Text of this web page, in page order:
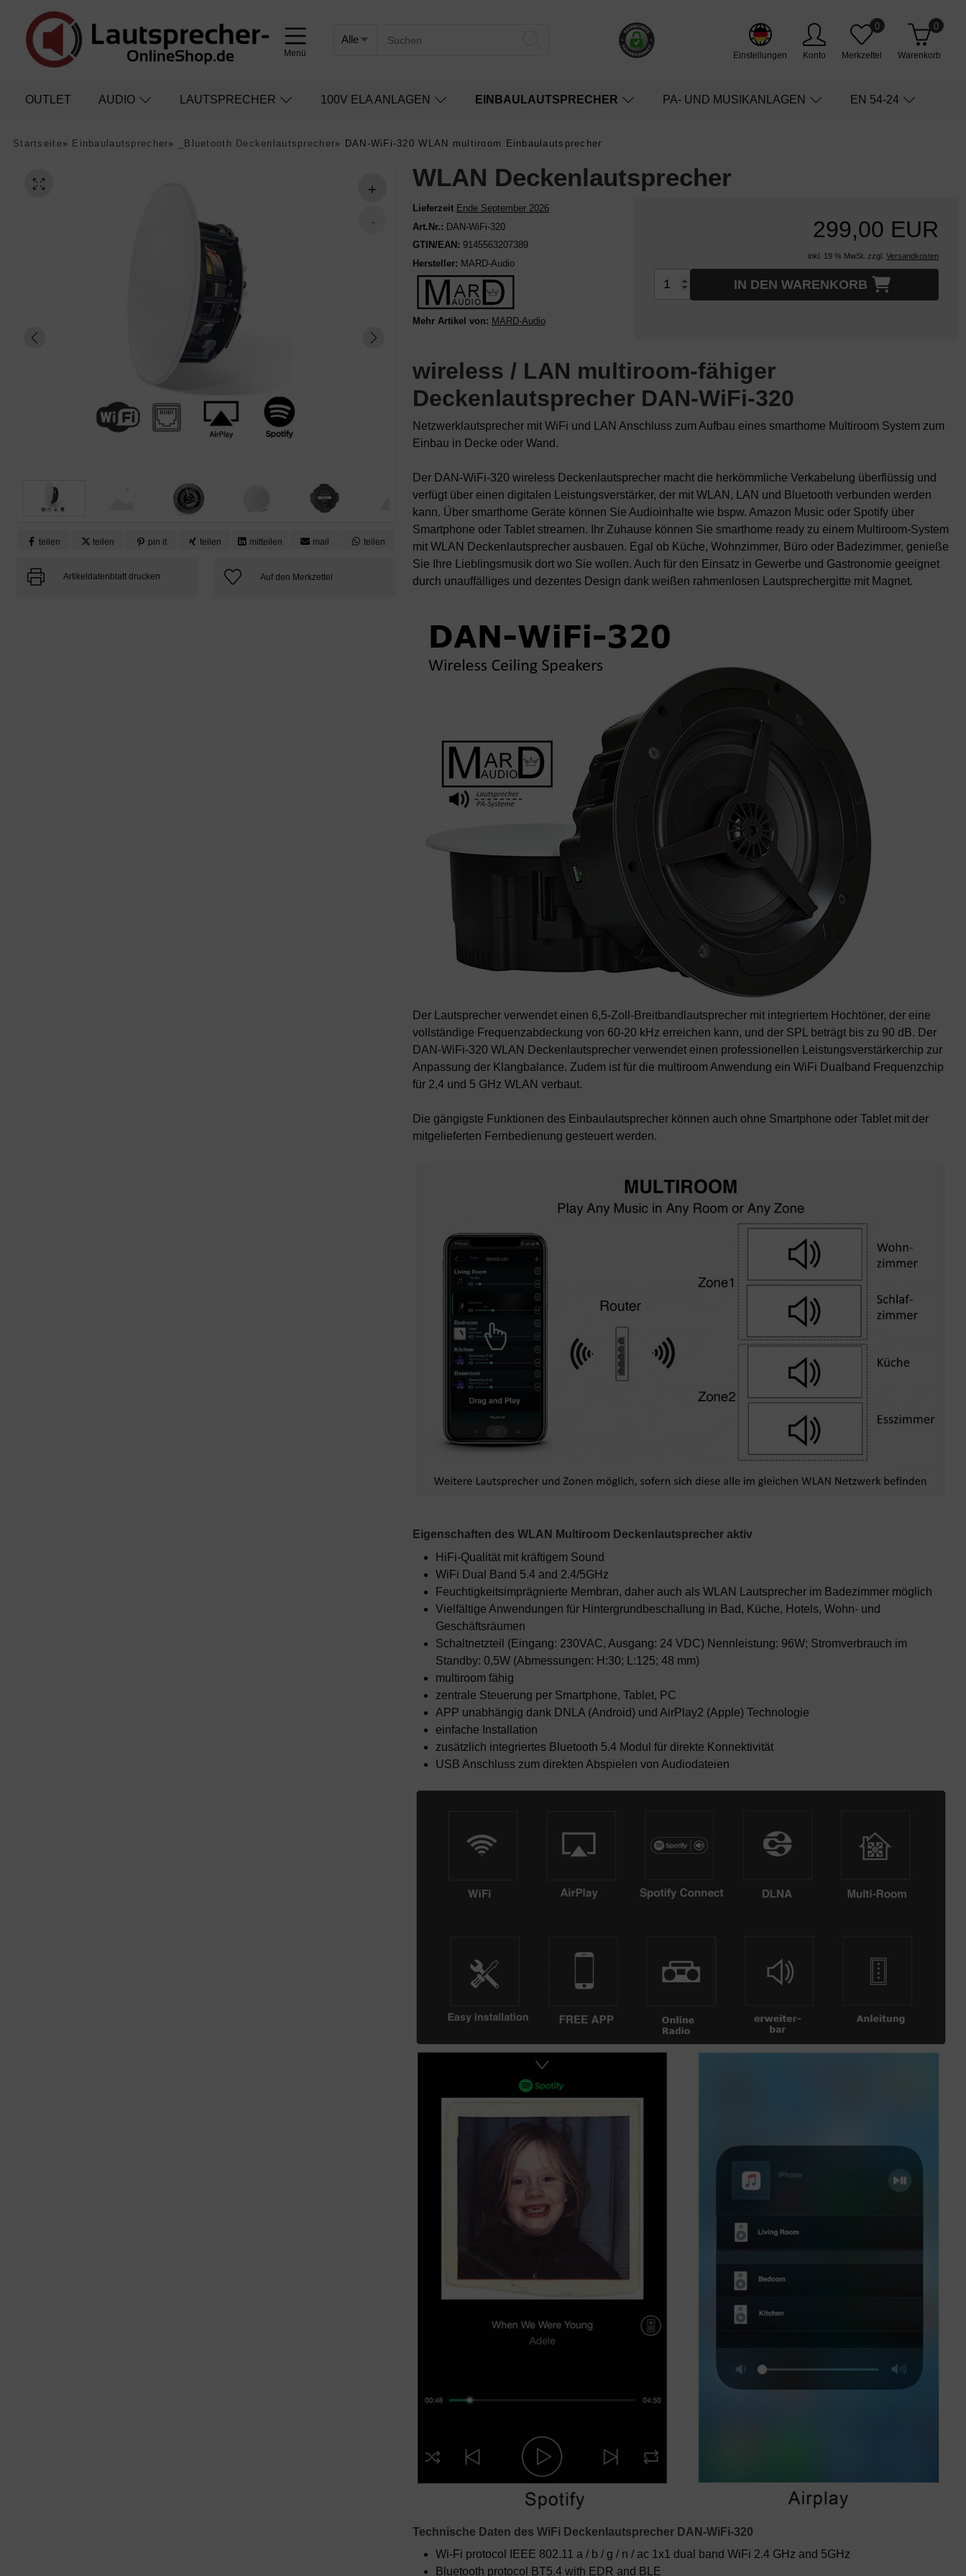
Menü Einstellungen Konto Merkzettel
0
Warenkorb
0
OUTLET AUDIO LAUTSPRECHER 100V ELA ANLAGEN EINBAULAUTSPRECHER PA- UND MUSIKANLAGEN EN 54-24
Startseite» Einbaulautsprecher» _Bluetooth Deckenlautsprecher» DAN-WiFi-320 WLAN multiroom Einbaulautsprecher
teilen teilen pin it teilen mitteilen mail teilen
Artikeldatenblatt drucken
WLAN Deckenlautsprecher
Lieferzeit Ende September 2026
Art.Nr.: DAN-WiFi-320
GTIN/EAN: 9145563207389
Hersteller: MARD-Audio
Mehr Artikel von: MARD-Audio
299,00 EUR
inkl. 19 % MwSt. zzgl. Versandkosten
IN DEN WARENKORB
wireless / LAN multiroom-fähiger
Deckenlautsprecher DAN-WiFi-320
Netzwerklautsprecher mit WiFi und LAN Anschluss zum Aufbau eines smarthome Multiroom System zum
Einbau in Decke oder Wand.
Der DAN-WiFi-320 wireless Deckenlautsprecher macht die herkömmliche Verkabelung überflüssig und
verfügt über einen digitalen Leistungsverstärker, der mit WLAN, LAN und Bluetooth verbunden werden
kann. Über smarthome Geräte können Sie Audioinhalte wie bspw. Amazon Music oder Spotify über
Smartphone oder Tablet streamen. Ihr Zuhause können Sie smarthome ready zu einem Multiroom-System
mit WLAN Deckenlautsprecher ausbauen. Egal ob Küche, Wohnzimmer, Büro oder Badezimmer, genieße
Sie Ihre Lieblingsmusik dort wo Sie wollen. Auch für den Einsatz in Gewerbe und Gastronomie geeignet
durch unauffälliges und dezentes Design dank weißen rahmenlosen Lautsprechergitte mit Magnet.
Der Lautsprecher verwendet einen 6,5-Zoll-Breitbandlautsprecher mit integriertem Hochtöner, der eine
vollständige Frequenzabdeckung von 60-20 kHz erreichen kann, und der SPL beträgt bis zu 90 dB. Der
DAN-WiFi-320 WLAN Deckenlautsprecherverwendet einen professionellen Leistungsverstärkerchip zur
Anpassung der Klangbalance. Zudem ist für die multiroom Anwendung ein WiFi Dualband Frequenzchip
für 2,4 und 5 GHz WLAN verbaut.
Die gängigste Funktionen des Einbaulautsprecher können auch ohne Smartphone oder Tablet mit der
mitgelieferten Fernbedienung gesteuert werden.
Eigenschaften des WLAN Multiroom Deckenlautsprecher aktiv
HiFi-Qualität mit kräftigem Sound
WiFi Dual Band 5.4 and 2.4/5GHz
Feuchtigkeitsimprägnierte Membran, daher auch als WLAN Lautsprecher im Badezimmer möglich
Vielfältige Anwendungen für Hintergrundbeschallung in Bad, Küche, Hotels, Wohn- und
Geschäftsräumen
Schaltnetzteil (Eingang: 230VAC, Ausgang: 24 VDC) Nennleistung: 96W; Stromverbrauch im
Standby: 0,5W (Abmessungen: H:30; L:125; 48 mm)
multiroom fähig
zentrale Steuerung per Smartphone, Tablet, PC
APP unabhängig dank DNLA (Android) und AirPlay2 (Apple) Technologie
einfache Installation
zusätzlich integriertes Bluetooth 5.4 Modul für direkte Konnektivität
USB Anschluss zum direkten Abspielen von Audiodateien
Technische Daten des WiFi Deckenlautsprecher DAN-WiFi-320
Wi-Fi protocol
IEEE 802.11 a / b / g / n / ac 1x1 dual band WiFi 2.4 GHz and 5GHz
Bluetooth protocol
BT5.4 with EDR and BLE